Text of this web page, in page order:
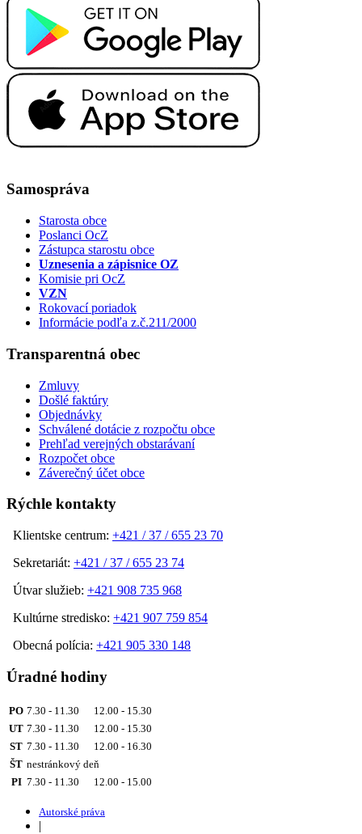
Samospráva
Starosta obce
Poslanci OcZ
Zástupca starostu obce
Uznesenia a zápisnice OZ
Komisie pri OcZ
VZN
Rokovací poriadok
Informácie podľa z.č.211/2000
Transparentná obec
Zmluvy
Došlé faktúry
Objednávky
Schválené dotácie z rozpočtu obce
Prehľad verejných obstarávaní
Rozpočet obce
Záverečný účet obce
Rýchle kontakty
Klientske centrum: +421 / 37 / 655 23 70
Sekretariát: +421 / 37 / 655 23 74
Útvar služieb: +421 908 735 968
Kultúrne stredisko: +421 907 759 854
Obecná polícia: +421 905 330 148
Úradné hodiny
PO 7.30 - 11.30 12.00 - 15.30
UT 7.30 - 11.30 12.00 - 15.30
ST 7.30 - 11.30 12.00 - 16.30
ŠT nestránkový deň
PI 7.30 - 11.30 12.00 - 15.00
Autorské práva
|